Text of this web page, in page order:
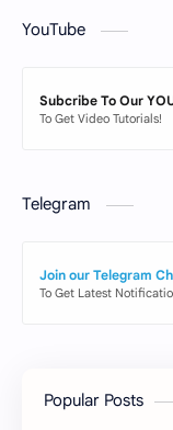
YouTube
Subcribe To Our
To Get Video Tutorials!
Telegram
Join our Telegram
To Get Latest
Popular Posts